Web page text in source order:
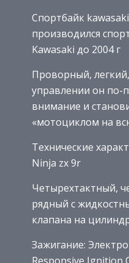
Спортбайк
производился
Kawasaki до 2004 г
Проворный,
управлении он по-
внимание и
«мотоциклом на
Технические
Ninja zx 9r
Четырехтактный,
рядный с
клапана на
Зажигание:
Responsive Ignition